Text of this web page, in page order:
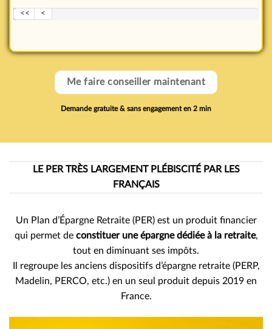
<< <
Me faire conseiller maintenant
Demande gratuite & sans engagement en 2 min
LE PER TRÈS LARGEMENT PLÉBISCITÉ PAR LES
FRANÇAIS
Un Plan d’Épargne Retraite (PER) est un produit financier
qui permet de constituer une épargne dédiée à la retraite,
tout en diminuant ses impôts.
Il regroupe les anciens dispositifs d’épargne retraite (PERP,
Madelin, PERCO, etc.) en un seul produit depuis 2019 en
France.